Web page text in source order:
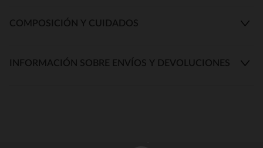
COMPOSICIÓN Y CUIDADOS
INFORMACIÓN SOBRE ENVÍOS Y DEVOLUCIONES